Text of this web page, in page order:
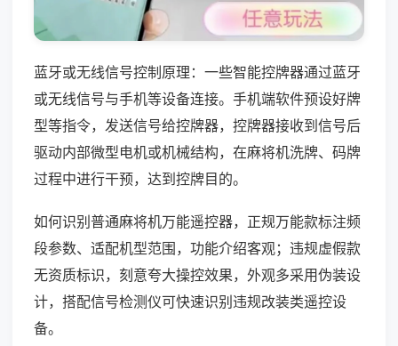
蓝牙或无线信号控制原理：一些智能控牌器通过蓝牙
或无线信号与手机等设备连接。手机端软件预设好牌
型等指令，发送信号给控牌器，控牌器接收到信号后
驱动内部微型电机或机械结构，在麻将机洗牌、码牌
过程中进行干预，达到控牌目的。
如何识别普通麻将机万能遥控器，正规万能款标注频
段参数、适配机型范围，功能介绍客观；违规虚假款
无资质标识，刻意夸大操控效果，外观多采用伪装设
计，搭配信号检测仪可快速识别违规改装类遥控设
备。